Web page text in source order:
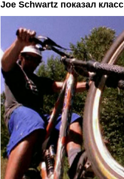
Joe Schwartz показал класс